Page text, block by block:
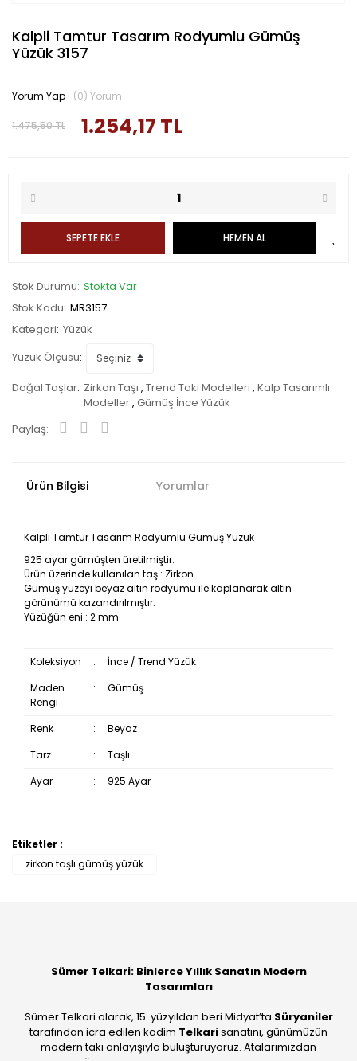
Kalpli Tamtur Tasarım Rodyumlu Gümüş
Yüzük 3157
1.475,50 TL 1.254,17 TL
Yorum Yap (0) Yorum
SEPETE EKLE HEMEN AL
Stok Durumu Stokta Var
Stok Kodu MR3157
Kategori Yüzük
Yüzük Ölçüsü
Doğal Taşlar Zirkon Taşı , Trend Takı Modelleri , Kalp Tasarımlı
Modeller, Gümüş İnce Yüzük
Paylaş:
Ürün Bilgisi Yorumlar
Kalpli Tamtur Tasarım Rodyumlu Gümüş Yüzük
925 ayar gümüşten üretilmiştir.
Ürün üzerinde kullanılan taş : Zirkon
Gümüş yüzeyi beyaz altın rodyumu ile kaplanarak altın
görünümü kazandırılmıştır.
Yüzüğün eni : 2 mm
Koleksiyon :
İnce / Trend Yüzük
Maden
Rengi
: Gümüş
Renk :
Beyaz
Tarz
:
Taşlı
Ayar
: 925 Ayar
Bu ürüne ilk yorumu siz yapın!
Etiketler :
zirkon taşlı gümüş yüzük
Sümer Telkari: Binlerce Yıllık Sanatın Modern
Tasarımları
Sümer Telkari olarak, 15. yüzyıldan beri Midyat’ta Süryaniler
tarafından icra edilen kadim Telkarisanatını, günümüzün
modern takı anlayışıyla buluşturuyoruz. Atalarımızdan